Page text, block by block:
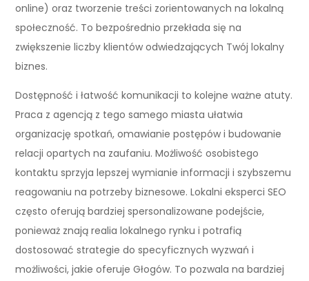
online) oraz tworzenie treści zorientowanych na lokalną
społeczność. To bezpośrednio przekłada się na
zwiększenie liczby klientów odwiedzających Twój lokalny
biznes.
Dostępność i łatwość komunikacji to kolejne ważne atuty.
Praca z agencją z tego samego miasta ułatwia
organizację spotkań, omawianie postępów i budowanie
relacji opartych na zaufaniu. Możliwość osobistego
kontaktu sprzyja lepszej wymianie informacji i szybszemu
reagowaniu na potrzeby biznesowe. Lokalni eksperci SEO
często oferują bardziej spersonalizowane podejście,
ponieważ znają realia lokalnego rynku i potrafią
dostosować strategie do specyficznych wyzwań i
możliwości, jakie oferuje Głogów. To pozwala na bardziej